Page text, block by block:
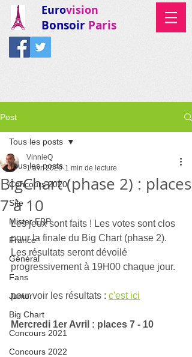
Eurovision
Bonsoir Paris
Post
Tous les posts
Concours 2020
Site
Mister EBP
France
Général
Fans
Junior
Big Chart
Concours 2021
Concours 2022
Tous les posts
BigChart (phase 2) : places
7 à 10
VinnieQ
1 avr. 2020 1 min de lecture
Les jeux sont faits ! Les votes sont clos
pour la finale du Big Chart (phase 2).
Les résultats seront dévoilé
progressivement à 19H00 chaque jour.
pour voir les résultats : c'est ici
Mercredi 1er Avril : places 7 - 10